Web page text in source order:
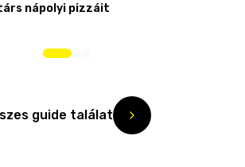
nápolyi pizzáit
guide találat